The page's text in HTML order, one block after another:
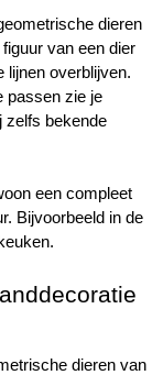
dieren
van een dier
lijnen overblijven.
passen zie je
zelfs bekende
een compleet
Bijvoorbeeld in de
dieren van